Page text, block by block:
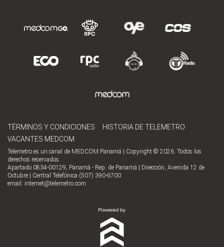
TÉRMINOS Y CONDICIONES
HISTORIA DE TELEMETRO
VACANTES MEDCOM
Telemetro es un canal de MEDCOM Panamá | Copyright © 2026. Todos los
derechos reservados.
Apartado 0834-00129, Panamá - Rep. de Panamá | Dirección, Avenida 12 de
Octubre | Central Telefónica (507) 390-6700
email: internet@telemetro.com